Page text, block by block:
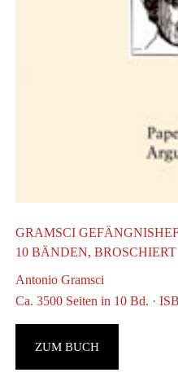
GRAMSCI
10 BÄNDEN, BROSCHIERT
Antonio Gramsci
Ca. 3500 Seiten in 10 Bd. ·
ZUM BUCH